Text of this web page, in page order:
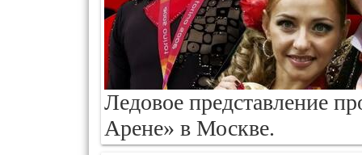
Ледовое представление
Арене» в Москве.